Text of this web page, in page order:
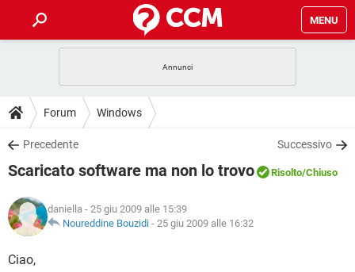
MENU
INTRATTENIMENTO
iOS
INSTAGRAM WHATSAPP
TIKTOK
HARDWARE
GUIDE
COVID-19
INSTAGRAM
TIKTOK
HARDWARE
DOWNLOAD
COVID-19 GAMING
INTRATTENIMENTO
iOS WINDOWS 10
INSTAGRAM
COVID-19
INTRATTENIMENTO
iOS
GLOSSARIO
COVID-19
Forum Windows
Precedente Successivo
Scaricato software ma non lo trovo Risolto/Chiuso
daniella - 25 giu 2009 alle 15:39
Noureddine Bouzidi - 25 giu 2009 alle 16:32
Ciao,